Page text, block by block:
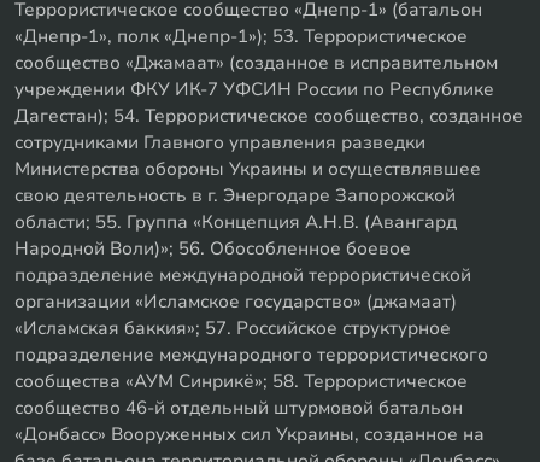
Террористическое сообщество «Днепр-1» (батальон
«Днепр-1», полк «Днепр-1»); 53. Террористическое
сообщество «Джамаат» (созданное в исправительном
учреждении ФКУ ИК-7 УФСИН России по Республике
Дагестан); 54. Террористическое сообщество, созданное
сотрудниками Главного управления разведки
Министерства обороны Украины и осуществлявшее
свою деятельность в г. Энергодаре Запорожской
области; 55. Группа «Концепция А.Н.В. (Авангард
Народной Воли)»; 56. Обособленное боевое
подразделение международной террористической
организации «Исламское государство» (джамаат)
«Исламская баккия»; 57. Российское структурное
подразделение международного террористического
сообщества «АУМ Синрикё»; 58. Террористическое
сообщество 46-й отдельный штурмовой батальон
«Донбасс» Вооруженных сил Украины, созданное на